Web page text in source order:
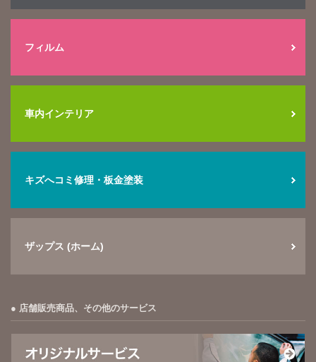
フィルム
車内インテリア
キズへコミ修理・板金塗装
ザップス (ホーム)
店舗販売商品、その他のサービス